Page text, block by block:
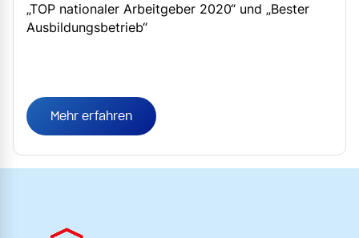
„TOP nationaler Arbeitgeber 2020“ und „Bester
Ausbildungsbetrieb“
Mehr erfahren